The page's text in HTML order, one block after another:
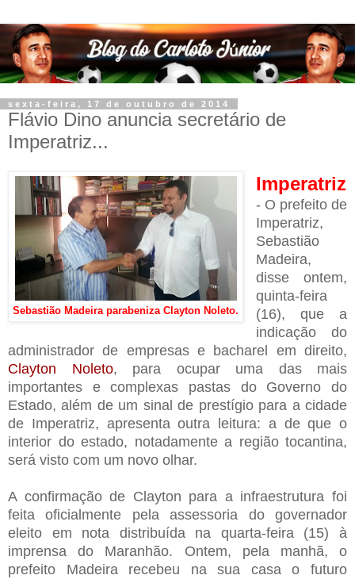
sexta-feira, 17 de outubro de 2014
Flávio Dino anuncia secretário de
Imperatriz...
Sebastião Madeira parabeniza Clayton Noleto.
Imperatriz
- O prefeito de
Imperatriz,
Sebastião
Madeira,
disse ontem,
quinta-feira
(16), que a
indicação do
administrador de empresas e bacharel em direito,
Clayton Noleto, para ocupar uma das mais
importantes e complexas pastas do Governo do
Estado, além de um sinal de prestígio para a cidade
de Imperatriz, apresenta outra leitura: a de que o
interior do estado, notadamente a região tocantina,
será visto com um novo olhar.
A confirmação de Clayton para a infraestrutura foi
feita oficialmente pela assessoria do governador
eleito em nota distribuída na quarta-feira (15) à
imprensa do Maranhão. Ontem, pela manhã, o
prefeito Madeira recebeu na sua casa o futuro